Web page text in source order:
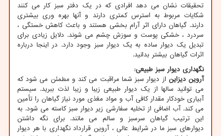
تحقیقات نشان می دهد افرادی که در یک دفتر سبز کار می کنند
شکایات مربوط به استرس کمتری دارند و آنها بهره وری بیشتری
دارند. گیاهان دارای اثر آرام بخشی هستند و باعث کاهش خستگی ،
سردرد ، خشکی پوست و سوزش چشم می شوند. دلایل زیادی برای
تبدیل یک دیوار ساده به یک دیوار سبز وجود دارد. در اینجا درباره
اثرات گیاهان بیشتر بدانید.
نگهداری دیوار سبز طبیعی:
آروین دیزاین از دیوار سبز شما مراقبت می کند و مطمئن می شود که
می توانید سالها از یک دیوار طبیعی زیبا و زیبا لذت ببرید. سیستم
آبیاری خودکار مقدار کافی آب و مواد مغذی مورد نیاز گیاهان را تأمین
می کند. آب اضافی از تخلیه سفارشی زیر دیوار سبز کاسته می شود. به
این ترتیب گیاهان سرسبز و سالم می مانند. برای نگه داشتن
دیوارهای سبز ما در شرایط عالی ، آروین قرارداد نگهداری با هر دیوار